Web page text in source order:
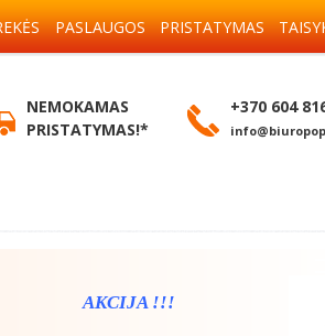
PASLAUGOS PRISTATYMAS
NEMOKAMAS
PRISTATYMAS!*
+370 604
AKCIJA !!!